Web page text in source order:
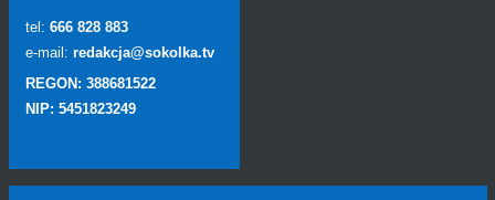
tel: 666 828 883
e-mail: redakcja@sokolka.tv
REGON: 388681522
NIP: 5451823249